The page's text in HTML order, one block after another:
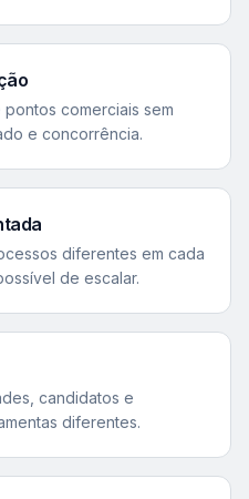
comerciais sem
e concorrência.
diferentes em cada
de escalar.
candidatos e
diferentes.